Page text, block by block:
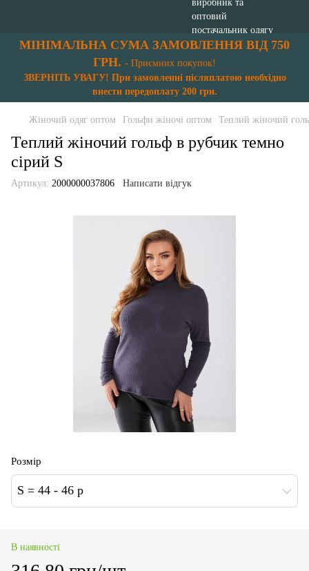
МІНІМАЛЬНА СУМА ЗАМОВЛЕННЯ ВІД 750
ГРН. - Приємних покупок!
ЗВЕРНІТЬ УВАГУ! При замовленні післяплатою необхідно
внести передоплату 200 грн.
Жіночий одяг оптом Гольфи жіночі оптом Теплий жіночий
Теплий жіночий гольф в рубчик темно
сірий S
Артикул: 2000000037806 Написати відгук
Розмір
S = 44 - 46 p
В наявності